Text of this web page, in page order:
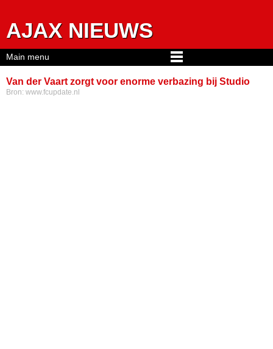
AJAX NIEUWS
Van der Vaart zorgt voor enorme verbazing bij Studio
Voetbal: ‘Echt waar?!’
Bron: www.fcupdate.nl
Main menu